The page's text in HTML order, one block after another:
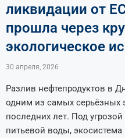
ликвидации от
прошла через
экологическое
30 апреля, 2026
Разлив нефтепродуктов в
одним из самых серьёзных
последних лет. Под
питьевой воды,